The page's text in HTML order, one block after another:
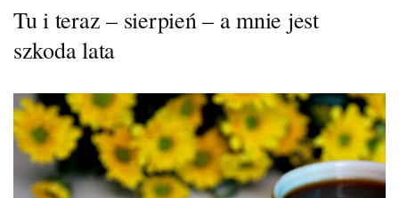
Tu i teraz – sierpień – a mnie jest
szkoda lata